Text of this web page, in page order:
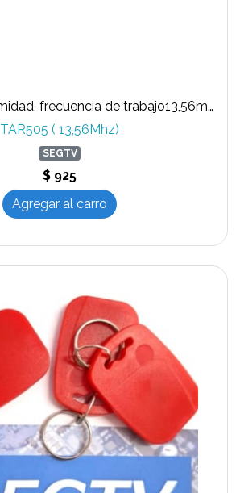
Tarjeta de proximidad, frecuencia de trabajo13,56mhZ
TAR505 ( 13,56Mhz)
SEGTV
$ 925
Agregar al carro